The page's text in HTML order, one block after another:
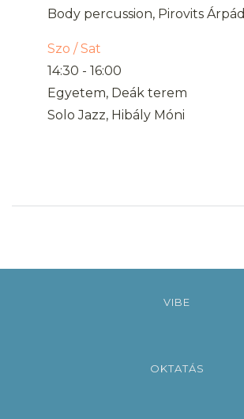
Body percussion, Pirovits Árpád
Szo / Sat
14:30 - 16:00
Egyetem, Deák terem
Solo Jazz, Hibály Móni
VIBE
OKTATÁS